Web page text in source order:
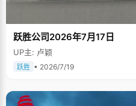
跃胜公司2026年7月17日
UP主: 卢颖
跃胜 • 2026/7/19